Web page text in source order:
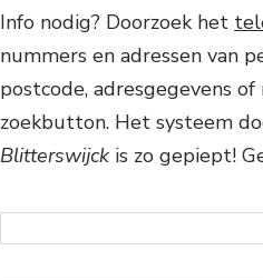
Info nodig? Doorzoek het
nummers en adressen van
postcode, adresgegevens
zoekbutton. Het systeem
Blitterswijck is zo gepiept!